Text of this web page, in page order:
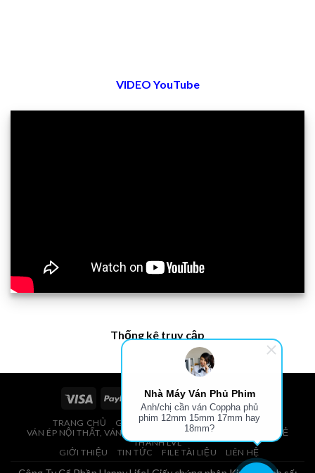
VIDEO YouTube
Thống kê truy cập
TRANG CHỦ
GIÁ VÁN PHỦ PHIM, VÁN COPPHA
VÁN ÉP NỘI THẤT, VÁN ÉP BAO BÌ, VÁN SOFA, PALLETS, VÁN SẺ
THANH LVL
GIỚI THIỆU
TIN TỨC FILE TÀI LIỆU LIÊN HỆ
Nhà Máy Ván Phủ Phim
Anh/chị cần ván Coppha phủ
phim 12mm 15mm 17mm hay
18mm?